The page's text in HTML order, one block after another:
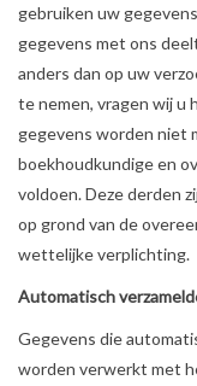
gebruiken uw
gegevens met ons
anders dan op uw
te nemen, vragen wij u
gegevens worden niet
boekhoudkundige en
voldoen. Deze derden
op grond van de
wettelijke verplichting.
Automatisch
Gegevens die
worden verwerkt met